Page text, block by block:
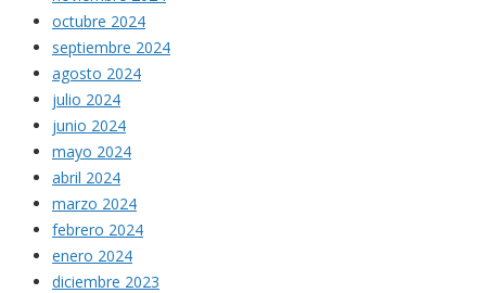
octubre 2024
septiembre 2024
agosto 2024
julio 2024
junio 2024
mayo 2024
abril 2024
marzo 2024
febrero 2024
enero 2024
diciembre 2023